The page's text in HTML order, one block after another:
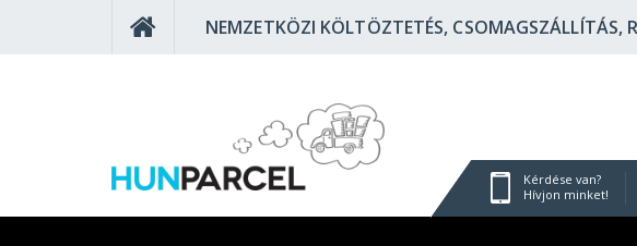
NEMZETKÖZI KÖLTÖZTETÉS, CSOMAGSZÁLLÍTÁS,
Kérdése van?
Hívjon minket!